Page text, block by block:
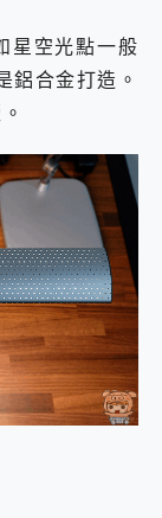
星空光點一般
鋁合金打造。